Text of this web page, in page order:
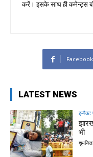
करें। इसके साथ ही कमेन्ट्स
Facebook
LATEST NEWS
भी